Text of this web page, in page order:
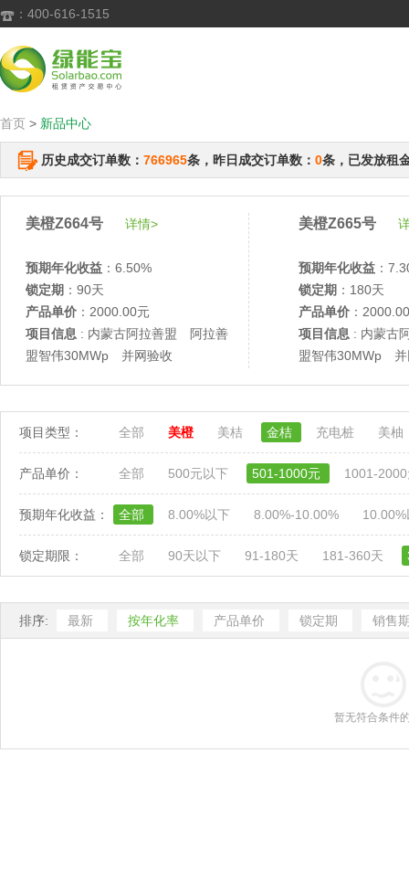
 ：400-616-1515
首页 > 新品中心
历史成交订单数： 766965条，昨日成交订单数： 0条，已发放租
美橙Z664号 详情>
预期年化收益 ：6.50%
锁定期 ：90天
产品单价 ：2000.00元
项目信息 : 内蒙古阿拉善盟 阿拉善
盟智伟30MWp 并网验收
美橙Z665号
预期年化收益 ：
锁定期 ：180天
产品单价 ：
项目信息 : 内蒙古
盟智伟30MWp 并
项目类型： 全部 美橙 美桔 金桔 充电桩 美柚
产品单价： 全部 500元以下 501-1000元 1001-
预期年化收益： 全部 8.00%以下 8.00%-10.00%
锁定期限： 全部 90天以下 91-180天 181-360天
排序: 最新 按年化率 产品单价 锁定期 销售
暂无符合条件